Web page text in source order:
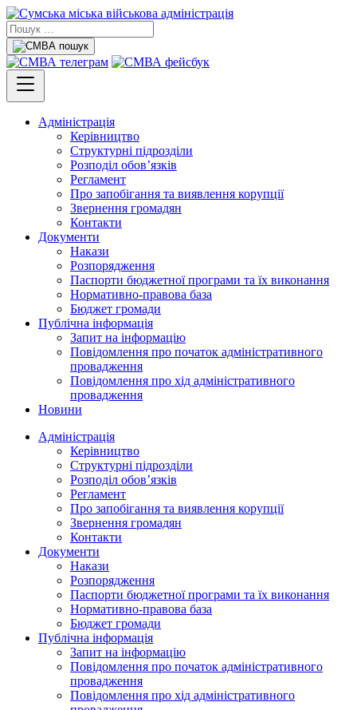
Адміністрація
Керівництво
Структурні підрозділи
Розподіл обов’язків
Регламент
Про запобігання та виявлення корупції
Звернення громадян
Контакти
Документи
Накази
Розпорядження
Паспорти бюджетної програми та їх виконання
Нормативно-правова база
Бюджет громади
Публічна інформація
Запит на інформацію
Повідомлення про початок адміністративного
провадження
Повідомлення про хід адміністративного
провадження
Новини
Адміністрація
Керівництво
Структурні підрозділи
Розподіл обов’язків
Регламент
Про запобігання та виявлення корупції
Звернення громадян
Контакти
Документи
Накази
Розпорядження
Паспорти бюджетної програми та їх виконання
Нормативно-правова база
Бюджет громади
Публічна інформація
Запит на інформацію
Повідомлення про початок адміністративного
провадження
Повідомлення про хід адміністративного